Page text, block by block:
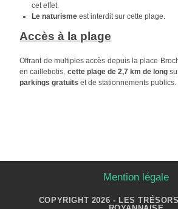
cet effet.
Le naturisme est interdit sur cette plage.
Accès à la plage
Offrant de multiples accès depuis la place
en caillebotis, cette plage de 2,7 km de long
parkings gratuits et de stationnements publics.
Mention légale
COPYRIGHT 2026 - LES